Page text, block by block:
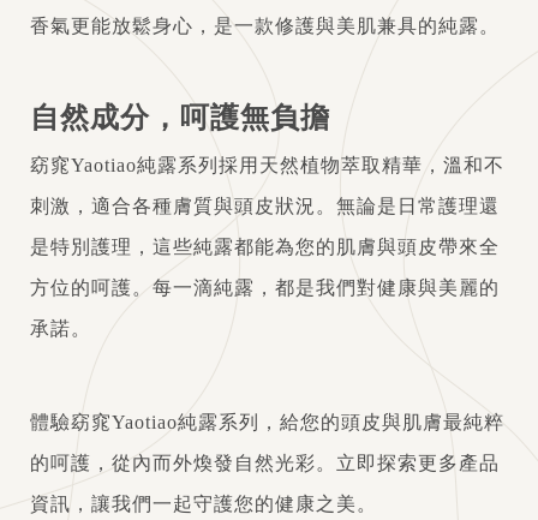
香氣更能放鬆身心，是一款修護與美肌兼具的純露。
自然成分，呵護無負擔
窈窕Yaotiao純露系列採用天然植物萃取精華，溫和不
刺激，適合各種膚質與頭皮狀況。無論是日常護理還
是特別護理，這些純露都能為您的肌膚與頭皮帶來全
方位的呵護。每一滴純露，都是我們對健康與美麗的
承諾。
體驗窈窕Yaotiao純露系列，給您的頭皮與肌膚最純粹
的呵護，從內而外煥發自然光彩。立即探索更多產品
資訊，讓我們一起守護您的健康之美。